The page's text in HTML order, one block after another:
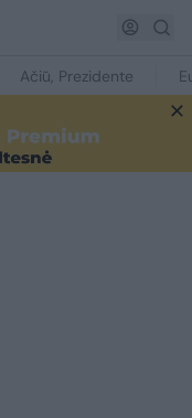
Ačiū, Prezidente